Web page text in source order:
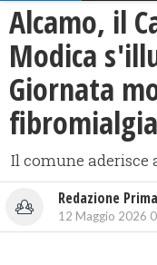
Alcamo, il
Modica
Giornata
fibromialgia
Il comune
Redazione
12 Maggio 2026